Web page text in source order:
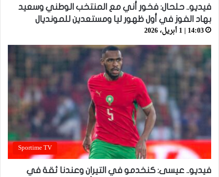
فيديو.. حلحال: فخور أني مع المنتخب الوطني وسعيد
بهاد الفوز في أول ظهور ليا ومستعدين للمونديال
14:03 | 1 أبريل، 2026
Sportime TV
فيديو.. عيسى: كنخدمو في التيران وعندنا ثقة في